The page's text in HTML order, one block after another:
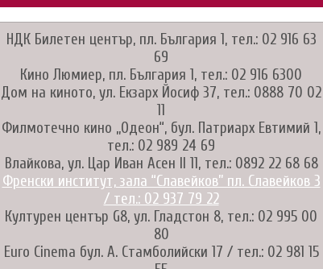
НДК Билетен център, пл. България 1, тел.: 02 916 63
69
Кино Люмиер, пл. България 1, тел.: 02 916 6300
Дом на киното, ул. Екзарх Йосиф 37, тел.: 0888 70 02
11
Филмотечно кино „Одеон“, бул. Патриарх Евтимий 1,
тел.: 02 989 24 69
Влайкова, ул. Цар Иван Асен II 11, тел.: 0892 22 68 68
Френски институт, зала “Славейков” пл. Славейков 3
/ тел.: 02 937 79 22
Културен център G8, ул. Гладстон 8, тел.: 02 995 00
80
Euro Cinema бул. А. Стамболийски 17 / тел.: 02 981 15